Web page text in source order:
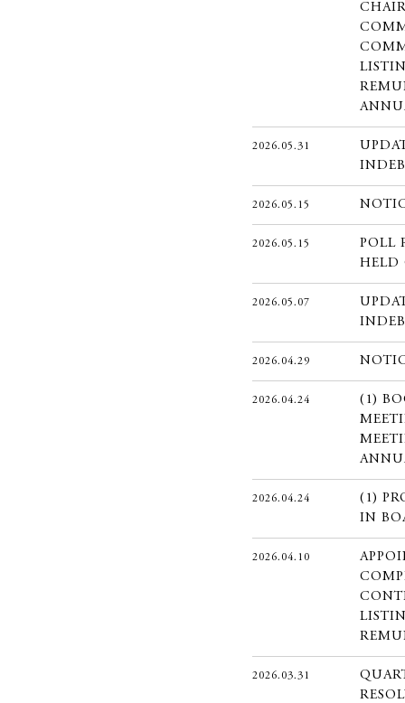
2026.05.31
2026.05.15
2026.05.15
POLL
HELD
2026.05.07
2026.04.29
2026.04.24
(1)
2026.04.24
(1)
IN
2026.04.10
2026.03.31